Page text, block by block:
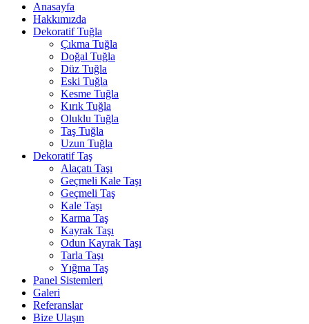
Anasayfa
Hakkımızda
Dekoratif Tuğla
Çıkma Tuğla
Doğal Tuğla
Düz Tuğla
Eski Tuğla
Kesme Tuğla
Kırık Tuğla
Oluklu Tuğla
Taş Tuğla
Uzun Tuğla
Dekoratif Taş
Alaçatı Taşı
Geçmeli Kale Taşı
Geçmeli Taş
Kale Taşı
Karma Taş
Kayrak Taşı
Odun Kayrak Taşı
Tarla Taşı
Yığma Taş
Panel Sistemleri
Galeri
Referanslar
Bize Ulaşın